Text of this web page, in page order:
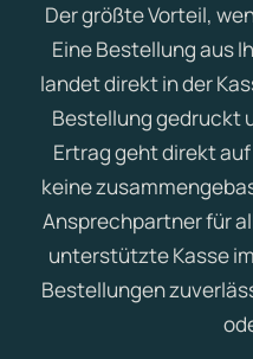
Der größte Vorteil,
Eine Bestellung aus
landet direkt in der
Bestellung gedruckt
Ertrag geht direkt auf
keine
Ansprechpartner für
unterstützte Kasse
Bestellungen